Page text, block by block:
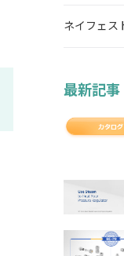
ネイフェス
最新記事